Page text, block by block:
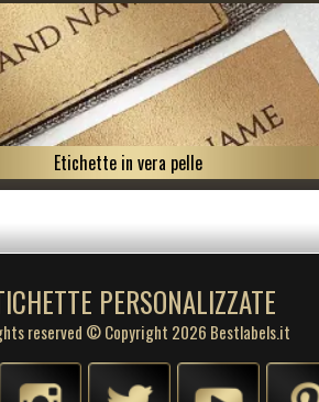
Etichette in vera pelle
PERSONALIZZATE
reserved © Copyright 2026 Bestlabels.it